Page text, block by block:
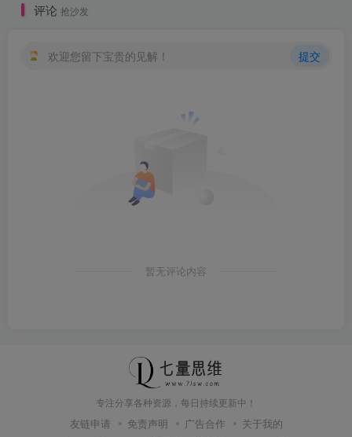
评论 抢沙发
欢迎您留下宝贵的见解！ 提交
暂无评论内容
专注分享各种资源，每日持续更新中！
友链申请 免责声明 广告合作 关于我的